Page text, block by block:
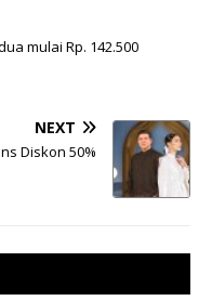
mulai Rp. 142.500
NEXT
Diskon 50%